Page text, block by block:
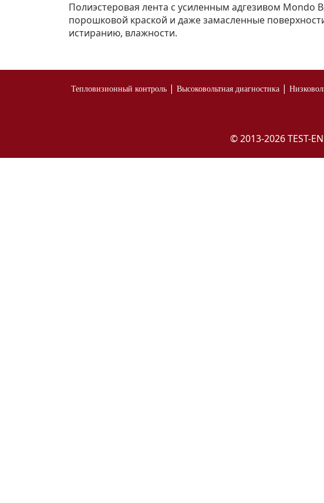
Полиэстеровая лента с усиленным адгезивом Mondo
порошковой краской и даже замасленные
истиранию, влажности.
Тепловизионный контроль | Высоковольтная диагностика |
© 2013-2026 TEST-